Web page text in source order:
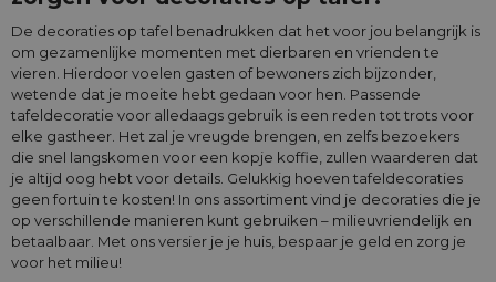
De decoraties op tafel benadrukken dat het voor jou belangrijk is
om gezamenlijke momenten met dierbaren en vrienden te
vieren. Hierdoor voelen gasten of bewoners zich bijzonder,
wetende dat je moeite hebt gedaan voor hen. Passende
tafeldecoratie voor alledaags gebruik is een reden tot trots voor
elke gastheer. Het zal je vreugde brengen, en zelfs bezoekers
die snel langskomen voor een kopje koffie, zullen waarderen dat
je altijd oog hebt voor details. Gelukkig hoeven tafeldecoraties
geen fortuin te kosten! In ons assortiment vind je decoraties die je
op verschillende manieren kunt gebruiken – milieuvriendelijk en
betaalbaar. Met ons versier je je huis, bespaar je geld en zorg je
voor het milieu!